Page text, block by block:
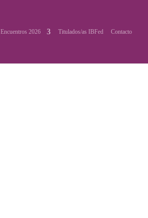
Encuentros 2026 Titulados/as IBFed Contacto